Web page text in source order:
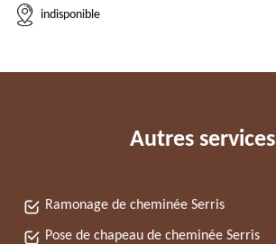
indisponible
Autres services
Ramonage de cheminée Serris
Pose de chapeau de cheminée Serris